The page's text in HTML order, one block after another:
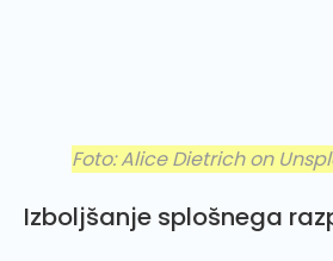
Foto: Alice Dietrich on
Izboljšanje splošnega